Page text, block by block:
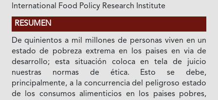
lnternational Food Policy Research Institute
RESUMEN
De quinientos a mil millones de personas viven en un
estado de pobreza extrema en los paises en via de
desarrollo; esta situación coloca en tela de juicio
nuestras normas de ética. Esto se debe,
principalmente, a la concurrencia del peligroso estado
de los consumos alimenticios en los paises pobres,